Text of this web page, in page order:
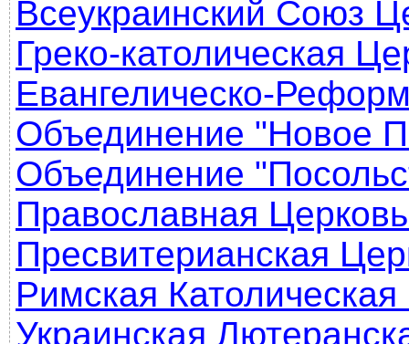
Всеукраинский Союз
Греко-католическая
Евангелическо-
Объединение "Новое
Объединение
Православная
Пресвитерианская
Римская
Украинская